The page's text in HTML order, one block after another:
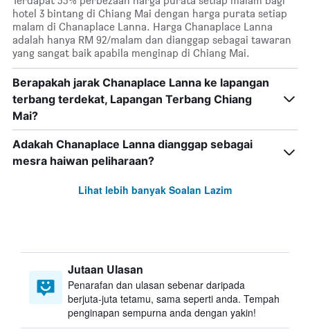
hotel 3 bintang di Chiang Mai dengan harga purata setiap
malam di Chanaplace Lanna. Harga Chanaplace Lanna
adalah hanya RM 92/malam dan dianggap sebagai tawaran
yang sangat baik apabila menginap di Chiang Mai.
Berapakah jarak Chanaplace Lanna ke lapangan
terbang terdekat, Lapangan Terbang Chiang
Mai?
Adakah Chanaplace Lanna dianggap sebagai
mesra haiwan peliharaan?
Lihat lebih banyak Soalan Lazim
Jutaan Ulasan
Penarafan dan ulasan sebenar daripada
berjuta-juta tetamu, sama seperti anda. Tempah
penginapan sempurna anda dengan yakin!